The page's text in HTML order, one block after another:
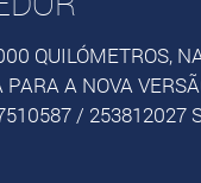
QUILÓMETROS,
A NOVA
/